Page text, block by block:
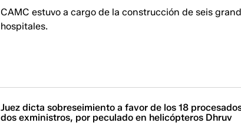
CAMC estuvo a cargo de la construcción de seis
hospitales.
Juez dicta sobreseimiento a favor de los 18
dos exministros, por peculado en helicópteros Dhruv